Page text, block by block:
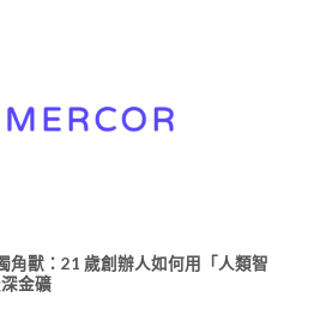
角獸：21 歲創辦人如何用「人類智
金礦